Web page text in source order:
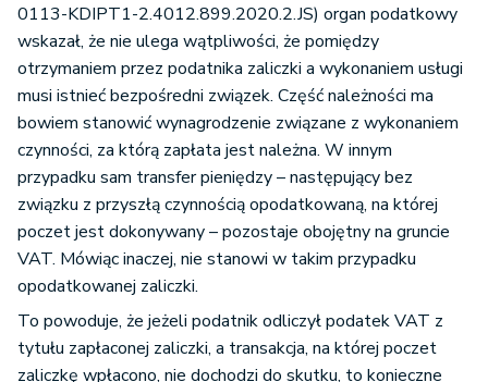
0113-KDIPT1-2.4012.899.2020.2.JS) organ podatkowy
wskazał, że nie ulega wątpliwości, że pomiędzy
otrzymaniem przez podatnika zaliczki a wykonaniem usługi
musi istnieć bezpośredni związek. Część należności ma
bowiem stanowić wynagrodzenie związane z wykonaniem
czynności, za którą zapłata jest należna. W innym
przypadku sam transfer pieniędzy – następujący bez
związku z przyszłą czynnością opodatkowaną, na której
poczet jest dokonywany – pozostaje obojętny na gruncie
VAT. Mówiąc inaczej, nie stanowi w takim przypadku
opodatkowanej zaliczki.
To powoduje, że jeżeli podatnik odliczył podatek VAT z
tytułu zapłaconej zaliczki, a transakcja, na której poczet
zaliczkę wpłacono, nie dochodzi do skutku, to konieczne